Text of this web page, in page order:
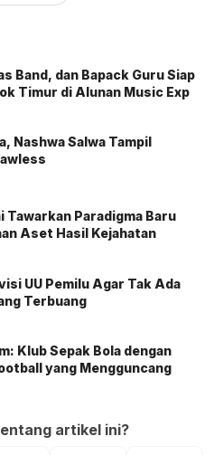
Band, dan Bapack Guru Siap
Timur di Alunan Music Exp
Nashwa Salwa Tampil
Tawarkan Paradigma Baru
Aset Hasil Kejahatan
UU Pemilu Agar Tak Ada
Terbuang
Klub Sepak Bola dengan
yang Mengguncang
artikel ini?